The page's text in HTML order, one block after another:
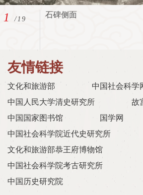
1 /19 石碑侧面
友情链接
文化和旅游部
中国社会科学
中国人民大学清史研究所
故
中国国家图书馆
国学网
中国社会科学院近代史研究所
文化和旅游部恭王府博物馆
中国社会科学院考古研究所
中国历史研究院